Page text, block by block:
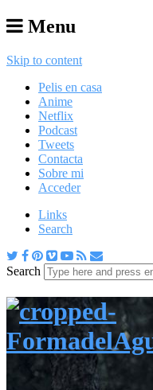
Menu
Skip to content
Pelis en casa
Anime
Netflix
Podcast
Tweets
Contacta
Sobre mi
Acceder
Links
Search
Search